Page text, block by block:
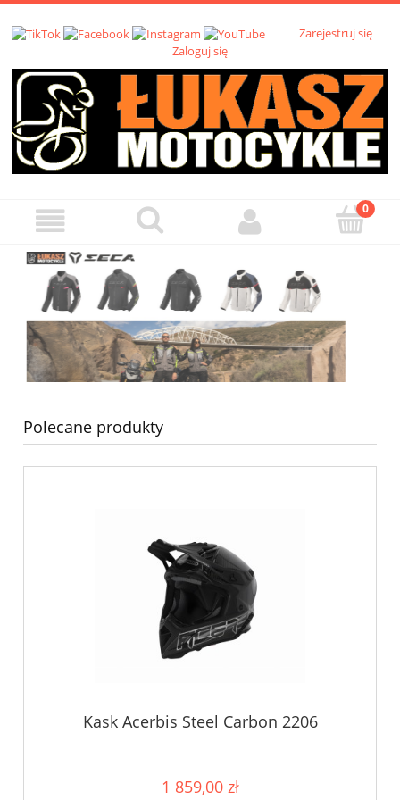
Zarejestruj się
Zaloguj się
Polecane produkty
Kask Acerbis Steel Carbon 2206
1 859,00 zł